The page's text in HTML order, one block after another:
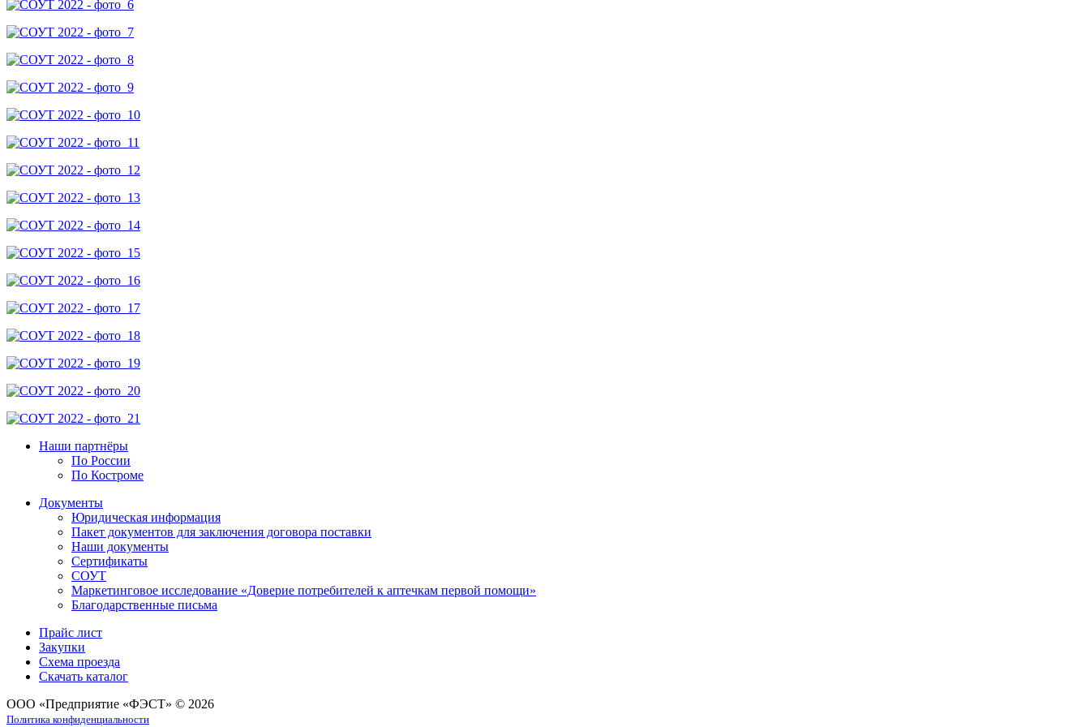
Наши партнёры
По России
По Костроме
Документы
Юридическая информация
Пакет документов для заключения договора поставки
Наши документы
Сертификаты
СОУТ
Маркетинговое исследование «Доверие потребителей к аптечкам первой помощи»
Благодарственные письма
Прайс лист
Закупки
Схема проезда
Скачать каталог
ООО «Предприятие «ФЭСТ» © 2026
Политика конфиденциальности